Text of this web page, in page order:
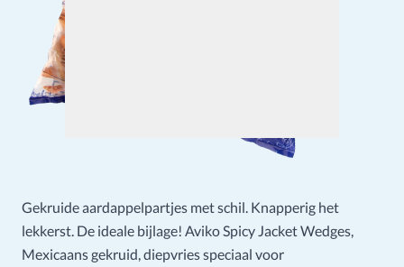
Gekruide aardappelpartjes met schil. Knapperig het
lekkerst. De ideale bijlage! Aviko Spicy Jacket Wedges,
Mexicaans gekruid, diepvries speciaal voor